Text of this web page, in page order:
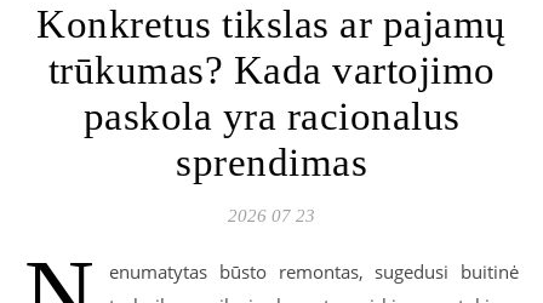
Konkretus tikslas ar pajamų
trūkumas? Kada vartojimo
paskola yra racionalus
sprendimas
2026 07 23
enumatytas būsto remontas, sugedusi buitinė